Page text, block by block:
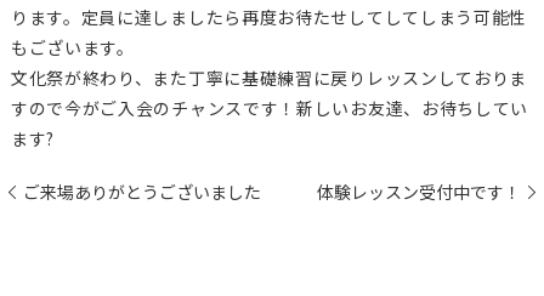
ります。定員に達しましたら再度お待たせしてしてしまう可能性
もございます。
文化祭が終わり、また丁寧に基礎練習に戻りレッスンしておりま
すので今がご入会のチャンスです！新しいお友達、お待ちしてい
ます?
ご来場ありがとうございました 体験レッスン受付中です！